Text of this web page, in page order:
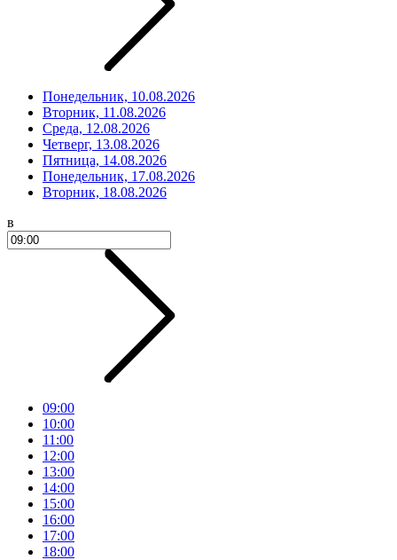
Понедельник, 10.08.2026
Вторник, 11.08.2026
Среда, 12.08.2026
Четверг, 13.08.2026
Пятница, 14.08.2026
Понедельник, 17.08.2026
Вторник, 18.08.2026
в
09:00
10:00
11:00
12:00
13:00
14:00
15:00
16:00
17:00
18:00